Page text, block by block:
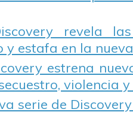
revela
estafa en la
estrena
violencia
serie de